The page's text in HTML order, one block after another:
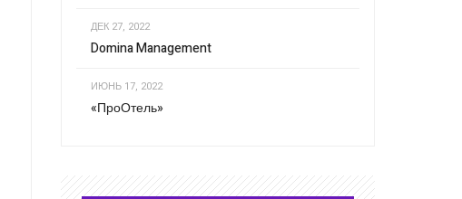
ДЕК 27, 2022
Domina Management
ИЮНЬ 17, 2022
«ПроОтель»